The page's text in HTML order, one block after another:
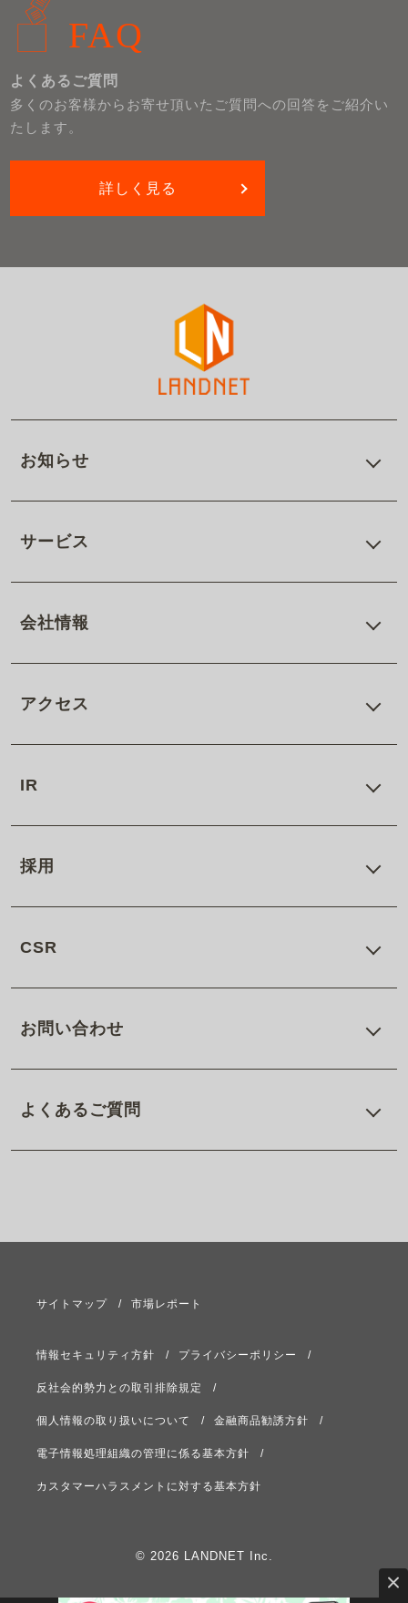
FAQ
よくあるご質問
多くのお客様からお寄せ頂いたご質問への回答をご紹介い
たします。
詳しく見る
お知らせ
サービス
会社情報
アクセス
IR
採用
CSR
お問い合わせ
よくあるご質問
サイトマップ 市場レポート
情報セキュリティ方針 プライバシーポリシー
反社会的勢力との取引排除規定
個人情報の取り扱いについて 金融商品勧誘方針
電子情報処理組織の管理に係る基本方針
カスタマーハラスメントに対する基本方針
© 2026 LANDNET Inc.